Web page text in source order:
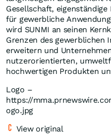
Gesellschaft,
für gewerbliche
wird SUNMI an seinen
Grenzen des gewerblichen
erweitern und
nutzerorientierten,
hochwertigen Produkten
Logo –
https://
ogo.jpg
View original